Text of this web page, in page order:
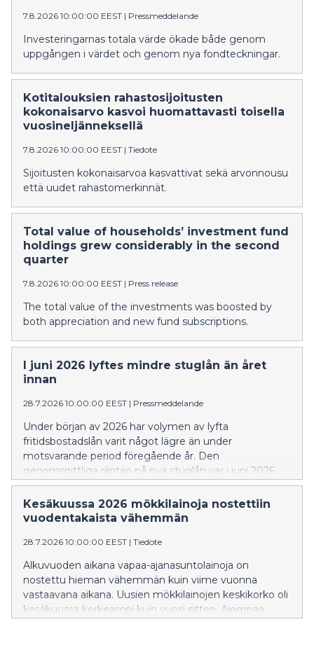
7.8.2026 10:00:00 EEST | Pressmeddelande
Investeringarnas totala värde ökade både genom
uppgången i värdet och genom nya fondteckningar.
Kotitalouksien rahastosijoitusten
kokonaisarvo kasvoi huomattavasti toisella
vuosineljänneksellä
7.8.2026 10:00:00 EEST | Tiedote
Sijoitusten kokonaisarvoa kasvattivat sekä arvonnousu
että uudet rahastomerkinnät.
Total value of households’ investment fund
holdings grew considerably in the second
quarter
7.8.2026 10:00:00 EEST | Press release
The total value of the investments was boosted by
both appreciation and new fund subscriptions.
I juni 2026 lyftes mindre stuglån än året
innan
28.7.2026 10:00:00 EEST | Pressmeddelande
Under början av 2026 har volymen av lyfta
fritidsbostadslån varit något lägre än under
motsvarande period föregående år. Den
genomsnittliga räntan på nya stuglån var i juni 2026
högre än för ett år sedan. En större andel av de nya
stuglånen än tidigare var bundna till tre eller sex
månaders Euribor.
Kesäkuussa 2026 mökkilainoja nostettiin
vuodentakaista vähemmän
28.7.2026 10:00:00 EEST | Tiedote
Alkuvuoden aikana vapaa-ajanasuntolainoja on
nostettu hieman vähemmän kuin viime vuonna
vastaavana aikana. Uusien mökkilainojen keskikorko oli
kesäkuussa korkeampi kuin vuosi sitten. Aiempaa